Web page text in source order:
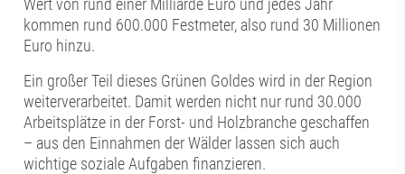
kommen rund 600.000 Festmeter, also rund 30 Millionen
Euro hinzu.
Ein großer Teil dieses Grünen Goldes wird in der Region
weiterverarbeitet. Damit werden nicht nur rund 30.000
Arbeitsplätze in der Forst- und Holzbranche geschaffen
– aus den Einnahmen der Wälder lassen sich auch
wichtige soziale Aufgaben finanzieren.